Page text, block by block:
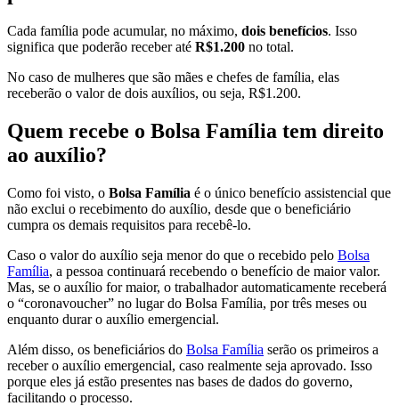
Cada família pode acumular, no máximo, dois benefícios. Isso
significa que poderão receber até R$1.200 no total.
No caso de mulheres que são mães e chefes de família, elas
receberão o valor de dois auxílios, ou seja, R$1.200.
Quem recebe o Bolsa Família tem direito
ao auxílio?
Como foi visto, o Bolsa Família é o único benefício assistencial que
não exclui o recebimento do auxílio, desde que o beneficiário
cumpra os demais requisitos para recebê-lo.
Caso o valor do auxílio seja menor do que o recebido pelo Bolsa
Família, a pessoa continuará recebendo o benefício de maior valor.
Mas, se o auxílio for maior, o trabalhador automaticamente receberá
o “coronavoucher” no lugar do Bolsa Família, por três meses ou
enquanto durar o auxílio emergencial.
Além disso, os beneficiários do Bolsa Família serão os primeiros a
receber o auxílio emergencial, caso realmente seja aprovado. Isso
porque eles já estão presentes nas bases de dados do governo,
facilitando o processo.